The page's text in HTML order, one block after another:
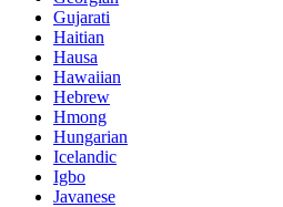
Gujarati
Haitian
Hausa
Hawaiian
Hebrew
Hmong
Hungarian
Icelandic
Igbo
Javanese